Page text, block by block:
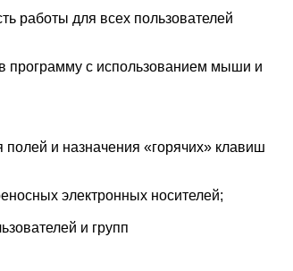
работы для всех пользователей
программу с использованием мыши и
полей и назначения «горячих» клавиш
электронных носителей;
и групп